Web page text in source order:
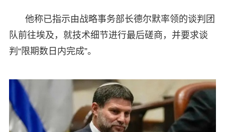
他称已指示由战略事务部长德尔默率领的谈判团
队前往埃及，就技术细节进行最后磋商，并要求谈
判“限期数日内完成”。